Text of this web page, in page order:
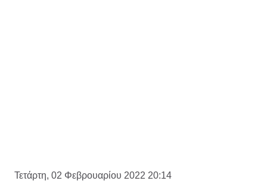
Τετάρτη, 02 Φεβρουαρίου 2022 20:14